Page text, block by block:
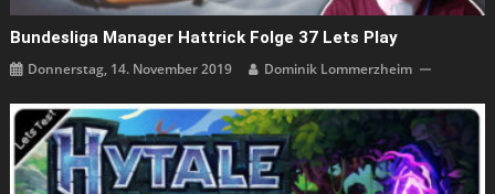
Bundesliga Manager Hattrick Folge 37 Lets Play
Donnerstag, 14. November 2019 Dominik Lommerzheim